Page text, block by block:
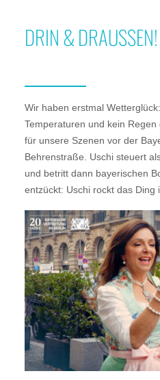
DRIN & DRAUSSEN!
Wir haben erstmal
Temperaturen und kein
für unsere Szenen vor der
Behrenstraße. Uschi steuert
und betritt dann bayerischen
entzückt: Uschi rockt das Ding